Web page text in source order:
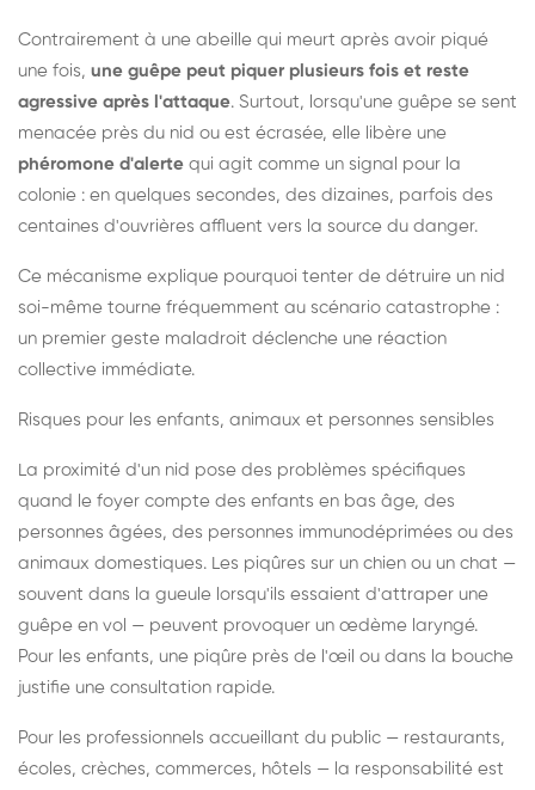
Contrairement à une abeille qui meurt après avoir piqué
une fois, une guêpe peut piquer plusieurs fois et reste
agressive après l'attaque. Surtout, lorsqu'une guêpe se sent
menacée près du nid ou est écrasée, elle libère une
phéromone d'alerte qui agit comme un signal pour la
colonie : en quelques secondes, des dizaines, parfois des
centaines d'ouvrières affluent vers la source du danger.
Ce mécanisme explique pourquoi tenter de détruire un nid
soi-même tourne fréquemment au scénario catastrophe :
un premier geste maladroit déclenche une réaction
collective immédiate.
Risques pour les enfants, animaux et personnes sensibles
La proximité d'un nid pose des problèmes spécifiques
quand le foyer compte des enfants en bas âge, des
personnes âgées, des personnes immunodéprimées ou des
animaux domestiques. Les piqûres sur un chien ou un chat —
souvent dans la gueule lorsqu'ils essaient d'attraper une
guêpe en vol — peuvent provoquer un œdème laryngé.
Pour les enfants, une piqûre près de l'œil ou dans la bouche
justifie une consultation rapide.
Pour les professionnels accueillant du public — restaurants,
écoles, crèches, commerces, hôtels — la responsabilité est